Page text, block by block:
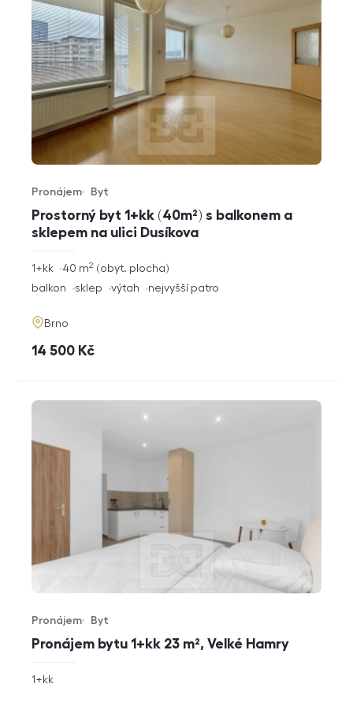
Prostorný byt 1+kk (40m²) s balkonem a
sklepem na ulici Dusíkova
Typ nabídky
Pronájem
Typ nemovitosti
Byt
rozměry
1+kk obyt. plocha
40 m2
funkce
balkon sklep výtah nejvyšší patro
adresa
Brno
cena
14 500 Kč
Pronájem bytu 1+kk 23 m², Velké Hamry
Typ nabídky
Pronájem
Typ nemovitosti
Byt
rozměry
1+kk